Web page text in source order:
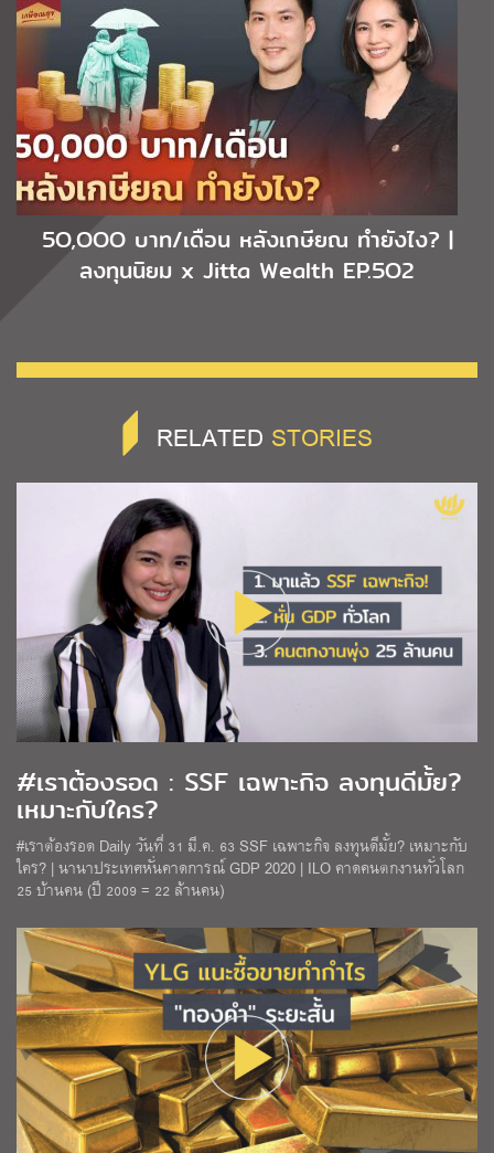
5O,OOO บาท/เดือน หลังเกษียณ ทำยังไง? |
ลงทุนนิยม x Jitta Wealth EP.5O2
RELATED STORIES
#เราต้องรอด : SSF เฉพาะกิจ ลงทุนดีมั้ย?
เหมาะกับใคร?
#เราต้องรอด Daily วันที่ 31 มี.ค. 63 SSF เฉพาะกิจ ลงทุนดีมั้ย? เหมาะกับ
ใคร? | นานาประเทศหั่นคาดการณ์ GDP 2020 | ILO คาดคนตกงานทั่วโลก
25 บ้านคน (ปี 2009 = 22 ล้านคน)